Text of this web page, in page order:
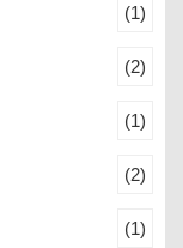
(1)
(2)
(1)
(2)
(1)